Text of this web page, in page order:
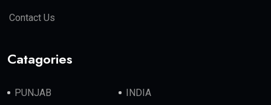
Contact Us
Catagories
PUNJAB INDIA